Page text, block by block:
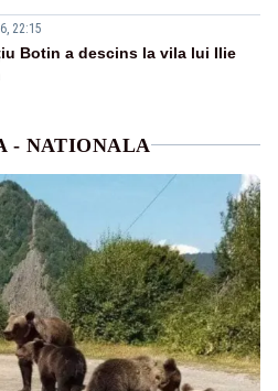
22:15
Botin a descins la vila lui Ilie
- NATIONALA